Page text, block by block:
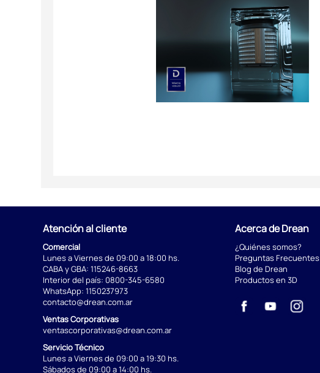
Atención al cliente
Comercial
Lunes a Viernes de 09:00 a 18:00 hs.
CABA y GBA: 115246-8663
Interior del país: 0800-345-6580
WhatsApp: 1150237973
contacto@drean.com.ar
Ventas Corporativas
ventascorporativas@drean.com.ar
Servicio Técnico
Lunes a Viernes de 09:00 a 19:30 hs.
Sábados de 09:00 a 14:00 hs.
Acerca de Drean
¿Quiénes somos?
Preguntas Frecuentes
Blog de Drean
Productos en 3D